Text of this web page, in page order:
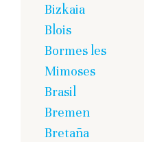
Bizkaia
Blois
Bormes les
Mimoses
Brasil
Bremen
Bretaña